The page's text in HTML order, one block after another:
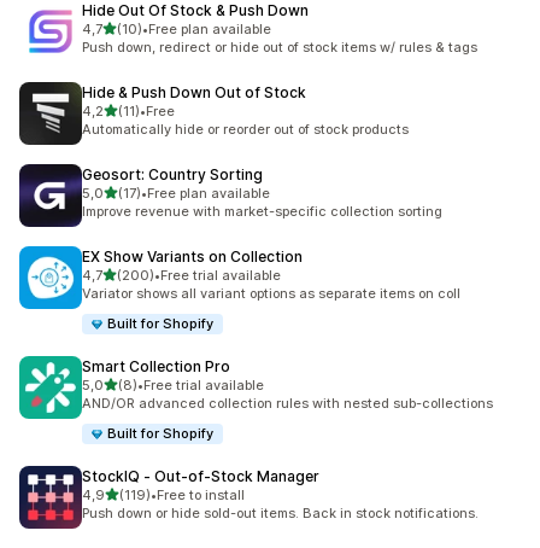
Hide Out Of Stock & Push Down
4,7de 5 estrelas
(10)
10 total de avaliações
•Free plan available
Push down, redirect or hide out of stock items w/ rules & tags
Hide & Push Down Out of Stock
4,2de 5 estrelas
(11)
11 total de avaliações
•Free
Automatically hide or reorder out of stock products
Geosort: Country Sorting
5,0de 5 estrelas
(17)
17 total de avaliações
•Free plan available
Improve revenue with market-specific collection sorting
EX Show Variants on Collection
4,7de 5 estrelas
(200)
200 total de avaliações
•Free trial available
Variator shows all variant options as separate items on coll
Built for Shopify
Smart Collection Pro
5,0de 5 estrelas
(8)
8 total de avaliações
•Free trial available
AND/OR advanced collection rules with nested sub-collections
Built for Shopify
StockIQ ‑ Out‑of‑Stock Manager
4,9de 5 estrelas
(119)
119 total de avaliações
•Free to install
Push down or hide sold-out items. Back in stock notifications.